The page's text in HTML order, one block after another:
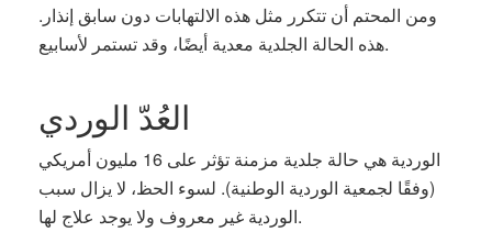
ومن المحتم أن تتكرر مثل هذه الالتهابات دون سابق إنذار.
هذه الحالة الجلدية معدية أيضًا، وقد تستمر لأسابيع.
العُدّ الوردي
الوردية هي حالة جلدية مزمنة تؤثر على 16 مليون أمريكي
(وفقًا لجمعية الوردية الوطنية). لسوء الحظ، لا يزال سبب
الوردية غير معروف ولا يوجد علاج لها.